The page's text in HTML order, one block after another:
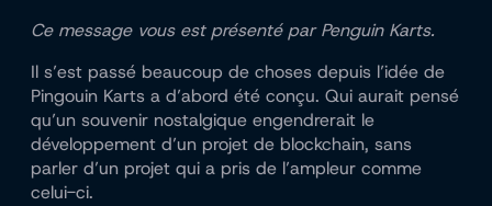
Ce message vous est présenté par Penguin Karts.
Il s’est passé beaucoup de choses depuis l’idée de
Pingouin Karts a d’abord été conçu. Qui aurait pensé
qu’un souvenir nostalgique engendrerait le
développement d’un projet de blockchain, sans
parler d’un projet qui a pris de l’ampleur comme
celui-ci.